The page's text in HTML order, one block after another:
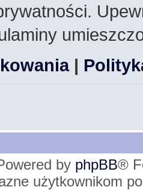
|
by phpBB®
użytkownikom